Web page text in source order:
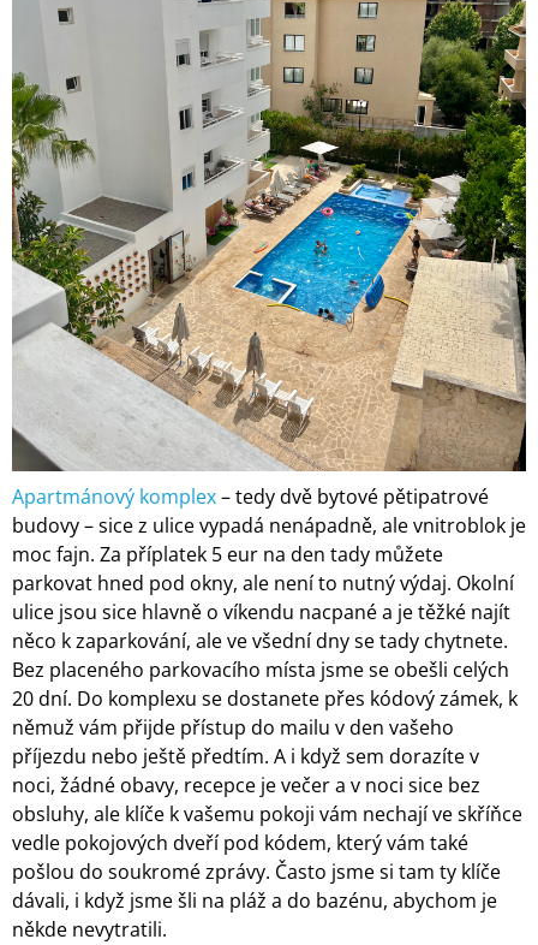
Apartmánový komplex– tedy dvě bytové pětipatrové
budovy – sice z ulice vypadá nenápadně, ale vnitroblok je
moc fajn. Za příplatek 5 eur na den tady můžete
parkovat hned pod okny, ale není to nutný výdaj. Okolní
ulice jsou sice hlavně o víkendu nacpané a je těžké najít
něco k zaparkování, ale ve všední dny se tady chytnete.
Bez placeného parkovacího místa jsme se obešli celých
20 dní. Do komplexu se dostanete přes kódový zámek, k
němuž vám přijde přístup do mailu v den vašeho
příjezdu nebo ještě předtím. A i když sem dorazíte v
noci, žádné obavy, recepce je večer a v noci sice bez
obsluhy, ale klíče k vašemu pokoji vám nechají ve skříňce
vedle pokojových dveří pod kódem, který vám také
pošlou do soukromé zprávy. Často jsme si tam ty klíče
dávali, i když jsme šli na pláž a do bazénu, abychom je
někde nevytratili.